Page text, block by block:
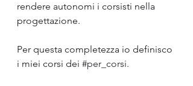
rendere autonomi i corsisti nella
progettazione.
Per questa completezza io definisco
i miei corsi dei #per_corsi.